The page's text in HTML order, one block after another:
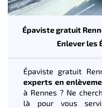
Épaviste gratuit
Enlever les
Épaviste gratuit
experts en
à Rennes ? Ne
là pour vous